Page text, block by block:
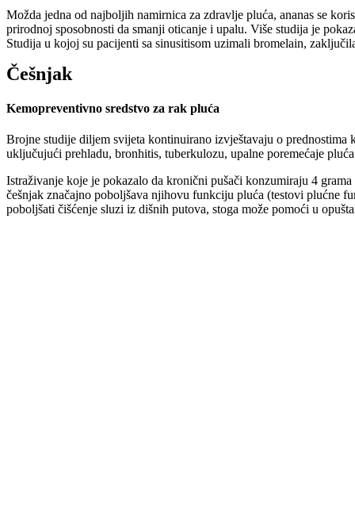
Možda jedna od najboljih namirnica za zdravlje pluća, ananas se
prirodnoj sposobnosti da smanji oticanje i upalu. Više studija je
Studija u kojoj su pacijenti sa sinusitisom uzimali bromelain,
Češnjak
Kemopreventivno sredstvo za rak pluća
Brojne studije diljem svijeta kontinuirano izvještavaju o
uključujući prehladu, bronhitis, tuberkulozu, upalne poremećaje
Istraživanje koje je pokazalo da kronični pušači konzumiraju 4
češnjak značajno poboljšava njihovu funkciju pluća (testovi plućne
poboljšati čišćenje sluzi iz dišnih putova, stoga može pomoći u